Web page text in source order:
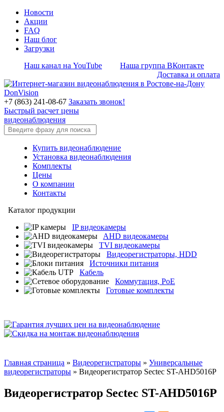
Новости
Акции
FAQ
Наш блог
Загрузки
Наш канал на YouTube
Наша группа ВКонтакте
Доставка и оплата
+7 (863) 241-08-67 Заказать звонок!
Быстрый расчет цены
видеонаблюдения
Купить видеонаблюдение
Установка видеонаблюдения
Комплекты
Цены
О компании
Контакты
Каталог продукции
IP видеокамеры
AHD видеокамеры
TVI видеокамеры
Видеорегистраторы, HDD
Источники питания
Кабель
Коммутация, PoE
Готовые комплекты
Главная страница » Видеорегистраторы » Универсальные
видеорегистраторы » Видеорегистратор Sectec ST-AHD5016P
Видеорегистратор Sectec ST-AHD5016P